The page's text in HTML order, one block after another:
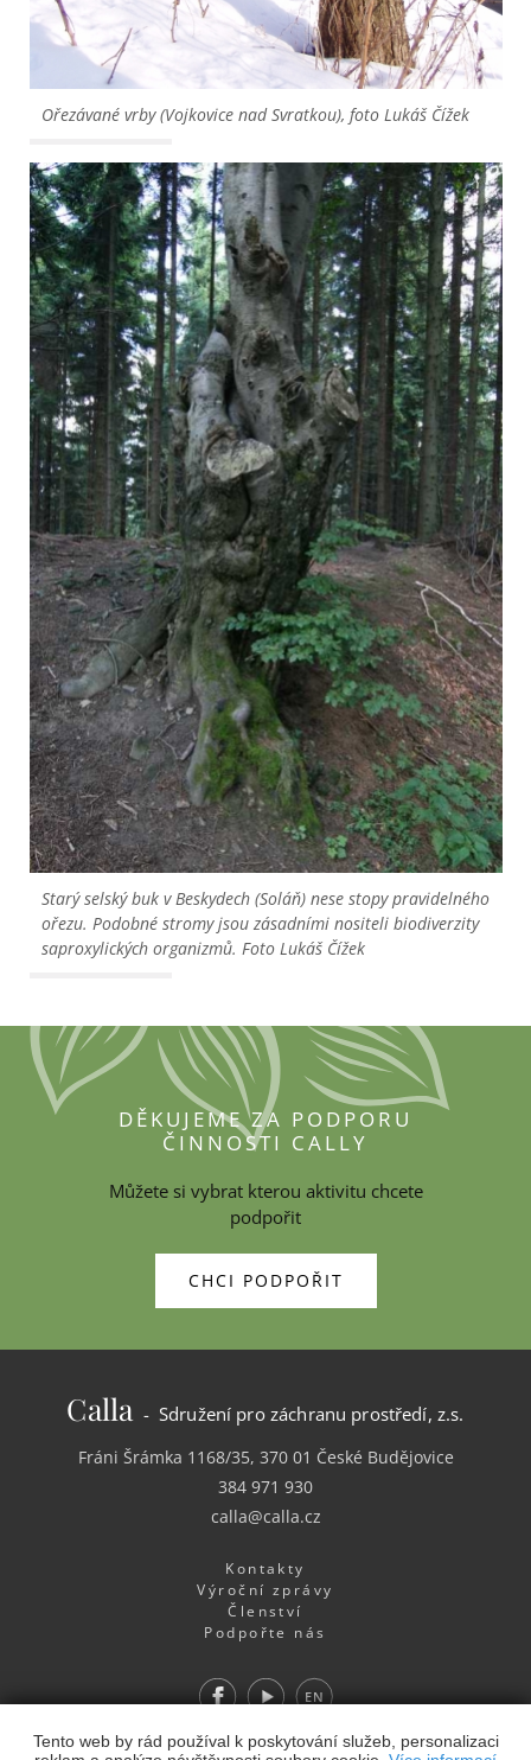
Tento web by rád používal k poskytování služeb, personalizaci
Ořezávané vrby (Vojkovice nad Svratkou), foto Lukáš Čížek
Starý selský buk v Beskydech (Soláň) nese stopy pravidelného
ořezu. Podobné stromy jsou zásadními nositeli biodiverzity
saproxylických organizmů. Foto Lukáš Čížek
DĚKUJEME ZA PODPORU
ČINNOSTI CALLY
Můžete si vybrat kterou aktivitu chcete
podpořit
CHCI PODPOŘIT
Calla - Sdružení pro záchranu prostředí, z.s.
Fráni Šrámka 1168/35, 370 01 České Budějovice
384 971 930
calla@calla.cz
Kontakty
Výroční zprávy
Členství
Podpořte nás
FacebookYoutube EN
Webdesign& Webhosting&publikační systém Toolkit-